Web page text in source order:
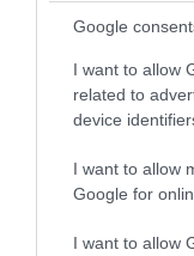
Google
I want to allow
related to
device
I want to allow
Google for
I want to allow
ΠΟΛΙΤΙΚΗ